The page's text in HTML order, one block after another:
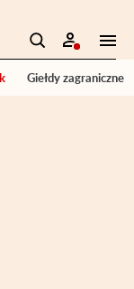
Giełdy zagraniczne